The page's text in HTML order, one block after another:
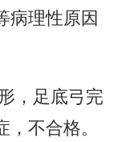
病理性原因
，足底弓完
不合格。